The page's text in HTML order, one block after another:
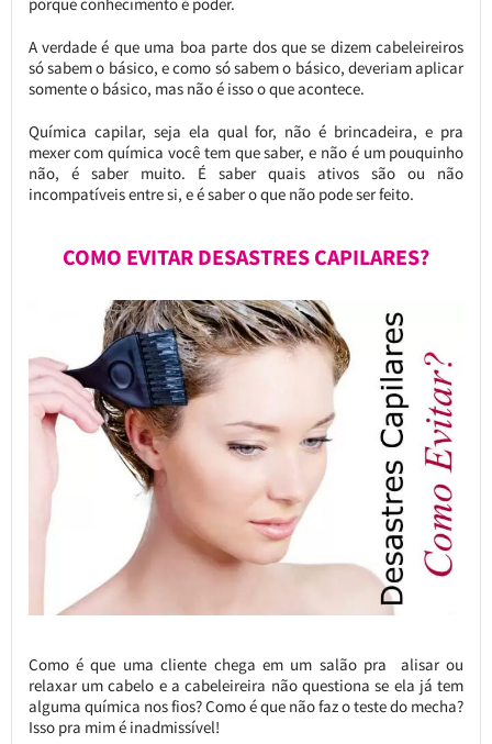
A verdade é que uma boa parte dos que se dizem cabeleireiros
só sabem o básico, e como só sabem o básico, deveriam aplicar
somente o básico, mas não é isso o que acontece.
Química capilar, seja ela qual for, não é brincadeira, e pra
mexer com química você tem que saber, e não é um pouquinho
não, é saber muito. É saber quais ativos são ou não
incompatíveis entre si, e é saber o que não pode ser feito.
COMO EVITAR DESASTRES CAPILARES?
Como é que uma cliente chega em um salão pra alisar ou
relaxar um cabelo e a cabeleireira não questiona se ela já tem
alguma química nos fios? Como é que não faz o teste do mecha?
Isso pra mim é inadmissível!